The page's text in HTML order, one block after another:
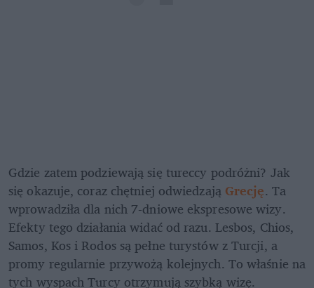
Gdzie zatem podziewają się tureccy podróżni? Jak
się okazuje, coraz chętniej odwiedzają Grecję. Ta
wprowadziła dla nich 7-dniowe ekspresowe wizy.
Efekty tego działania widać od razu. Lesbos, Chios,
Samos, Kos i Rodos są pełne turystów z Turcji, a
promy regularnie przywożą kolejnych. To właśnie na
tych wyspach Turcy otrzymują szybką wizę.